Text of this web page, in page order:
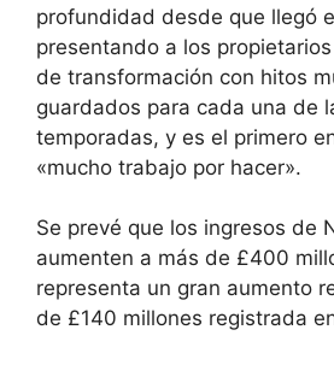
profundidad desde que llegó
presentando a los
de transformación con hitos
guardados para cada una de
temporadas, y es el primero
«mucho trabajo por hacer».
Se prevé que los ingresos de
aumenten a más de £400
representa un gran aumento
de £140 millones registrada